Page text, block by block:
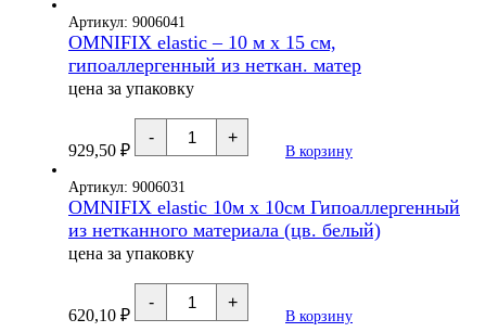
-
10
м
х
см
нетканного
материала
белый
Артикул: 9006041
OMNIFIX elastic – 10 м х 15 см,
гипоаллергенный из неткан. матер
цена за упаковку
929,50 ₽
-
Количество
товара
OMNIFIX
-
10
м
х
см,
неткан.
матер
+
В корзину
Артикул: 9006031
OMNIFIX elastic 10м х 10см Гипоаллергенный
из нетканного материала (цв. белый)
цена за упаковку
620,10 ₽
-
Количество
товара
OMNIFIX
+
В корзину